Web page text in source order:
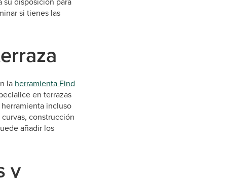
si tienes las
la herramienta Find
en terrazas
incluso
construcción
añadir los
y